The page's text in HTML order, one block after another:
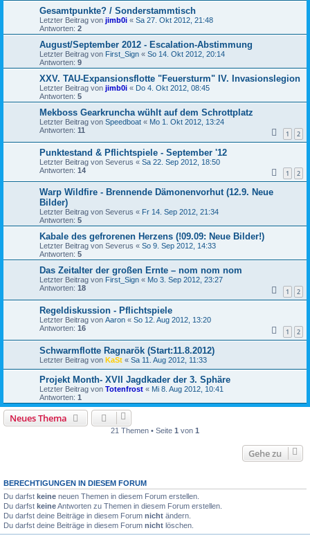
Gesamtpunkte? / Sonderstammtisch
Letzter Beitrag von jimb0i « Sa 27. Okt 2012, 21:48
Antworten: 2
August/September 2012 - Escalation-Abstimmung
Letzter Beitrag von First_Sign « So 14. Okt 2012, 20:14
Antworten: 9
XXV. TAU-Expansionsflotte "Feuersturm" IV. Invasionslegion
Letzter Beitrag von jimb0i « Do 4. Okt 2012, 08:45
Antworten: 5
Mekboss Gearkruncha wühlt auf dem Schrottplatz
Letzter Beitrag von Speedboat « Mo 1. Okt 2012, 13:24
Antworten: 11 1 2
Punktestand & Pflichtspiele - September '12
Letzter Beitrag von Severus « Sa 22. Sep 2012, 18:50
Antworten: 14 1 2
Warp Wildfire - Brennende Dämonenvorhut (12.9. Neue
Bilder)
Letzter Beitrag von Severus « Fr 14. Sep 2012, 21:34
Antworten: 5
Kabale des gefrorenen Herzens (!09.09: Neue Bilder!)
Letzter Beitrag von Severus « So 9. Sep 2012, 14:33
Antworten: 5
Das Zeitalter der großen Ernte – nom nom nom
Letzter Beitrag von First_Sign « Mo 3. Sep 2012, 23:27
Antworten: 18 1 2
Regeldiskussion - Pflichtspiele
Letzter Beitrag von Aaron « So 12. Aug 2012, 13:20
Antworten: 16 1 2
Schwarmflotte Ragnarök (Start:11.8.2012)
Letzter Beitrag von KaSt « Sa 11. Aug 2012, 11:33
Projekt Month- XVII Jagdkader der 3. Sphäre
Letzter Beitrag von Totenfrost « Mi 8. Aug 2012, 10:41
Antworten: 1
Neues Thema
21 Themen • Seite 1 von 1
Gehe zu
BERECHTIGUNGEN IN DIESEM FORUM
Du darfst keine neuen Themen in diesem Forum erstellen.
Du darfst keineAntworten zu Themen in diesem Forum erstellen.
Du darfst deine Beiträge in diesem Forum nicht ändern.
Du darfst deine Beiträge in diesem Forum nicht löschen.